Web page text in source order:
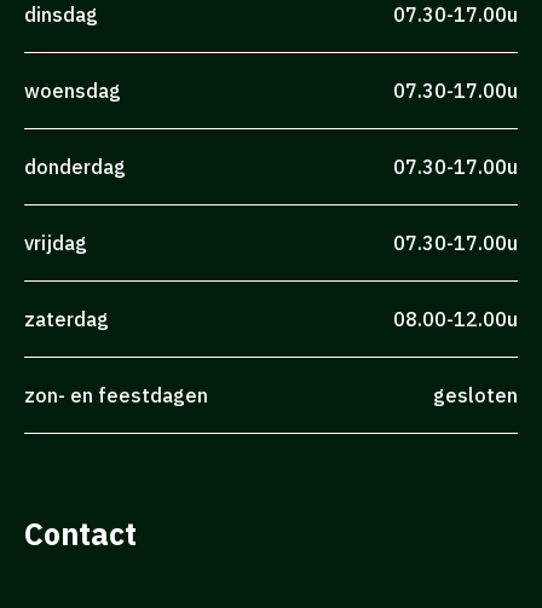
dinsdag 07.30-17.00u
woensdag 07.30-17.00u
donderdag 07.30-17.00u
vrijdag 07.30-17.00u
zaterdag 08.00-12.00u
zon- en feestdagen gesloten
Contact